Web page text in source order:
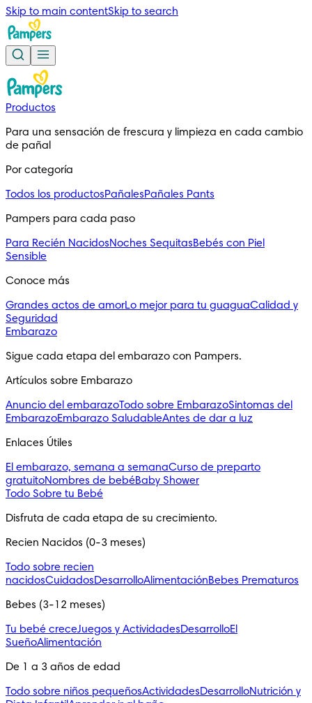
Skip to main contentSkip to search
Productos
Para una sensación de frescura y limpieza en cada cambio
de pañal
Por categoría
Todos los productosPañalesPañales Pants
Pampers para cada paso
Para Recién NacidosNoches SequitasBebés con Piel
Sensible
Conoce más
Grandes actos de amorLo mejor para tu guaguaCalidad y
Seguridad
Embarazo
Sigue cada etapa del embarazo con Pampers.
Artículos sobre Embarazo
Anuncio del embarazoTodo sobre EmbarazoSintomas del
EmbarazoEmbarazo SaludableAntes de dar a luz
Enlaces Útiles
El embarazo, semana a semanaCurso de preparto
gratuitoNombres de bebéBaby Shower
Todo Sobre tu Bebé
Disfruta de cada etapa de su crecimiento.
Recien Nacidos (0-3 meses)
Todo sobre recien
nacidosCuidadosDesarrolloAlimentaciónBebes Prematuros
Bebes (3-12 meses)
Tu bebé creceJuegos y ActividadesDesarrolloEl
SueñoAlimentación
De 1 a 3 años de edad
Todo sobre niños pequeñosActividadesDesarrolloNutrición y